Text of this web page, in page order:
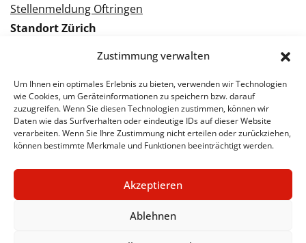
Zustimmung verwalten
Um Ihnen ein optimales Erlebnis zu bieten, verwenden wir Technologien
wie Cookies, um Geräteinformationen zu speichern bzw. darauf
zuzugreifen. Wenn Sie diesen Technologien zustimmen, können wir
Daten wie das Surfverhalten oder eindeutige IDs auf dieser Website
verarbeiten. Wenn Sie Ihre Zustimmung nicht erteilen oder zurückziehen,
können bestimmte Merkmale und Funktionen beeinträchtigt werden.
Akzeptieren
Ablehnen
Stellenmeldung Oftringen
Standort Zürich
Tel.: 043 288 38 88
Kontakt Zürich
Bewerbung Zürich
ImpressumDatenschutzerklärung